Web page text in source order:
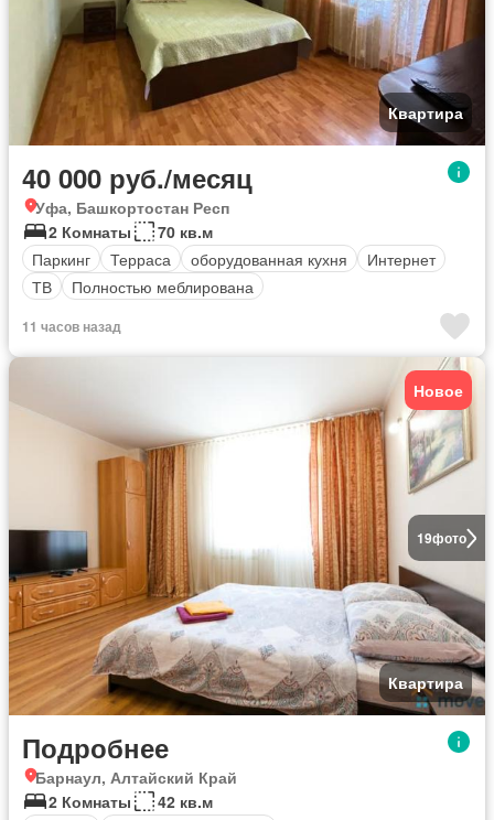
Квартира
40 000 руб./месяц
Уфа, Башкортостан Респ
2 Комнаты
70 кв.м
Паркинг
Терраса оборудованная кухня
Интернет
ТВ
Полностью меблирована
11 часов назад
19фото
Новое
Квартира
Подробнее
Барнаул, Алтайский Край
2 Комнаты
42 кв.м